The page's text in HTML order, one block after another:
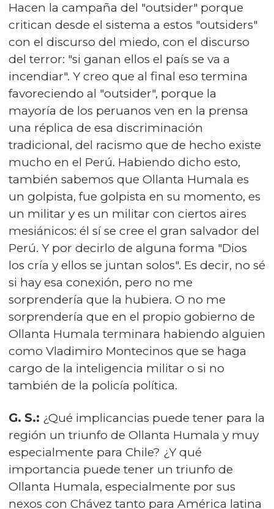
Hacen la campaña del "outsider" porque
critican desde el sistema a estos "outsiders"
con el discurso del miedo, con el discurso
del terror: "si ganan ellos el país se va a
incendiar". Y creo que al final eso termina
favoreciendo al "outsider", porque la
mayoría de los peruanos ven en la prensa
una réplica de esa discriminación
tradicional, del racismo que de hecho existe
mucho en el Perú. Habiendo dicho esto,
también sabemos que Ollanta Humala es
un golpista, fue golpista en su momento, es
un militar y es un militar con ciertos aires
mesiánicos: él sí se cree el gran salvador del
Perú. Y por decirlo de alguna forma "Dios
los cría y ellos se juntan solos". Es decir, no sé
si hay esa conexión, pero no me
sorprendería que la hubiera. O no me
sorprendería que en el propio gobierno de
Ollanta Humala terminara habiendo alguien
como Vladimiro Montecinos que se haga
cargo de la inteligencia militar o si no
también de la policía política.
G. S.: ¿Qué implicancias puede tener para la
región un triunfo de Ollanta Humala y muy
especialmente para Chile? ¿Y qué
importancia puede tener un triunfo de
Ollanta Humala, especialmente por sus
nexos con Chávez tanto para América latina